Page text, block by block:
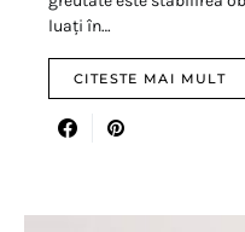
luați în…
CITESTE MAI MULT